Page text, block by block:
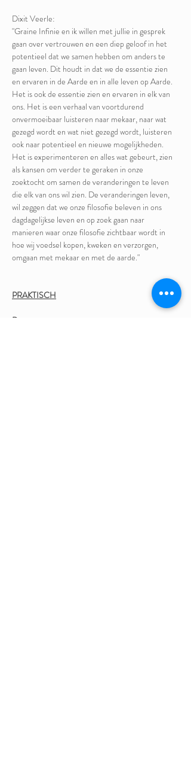
Dixit Veerle:
"Graine Infinie en ik willen met jullie in gesprek
gaan over vertrouwen en een diep geloof in het
potentieel dat we samen hebben om anders te
gaan leven. Dit houdt in dat we de essentie zien
en ervaren in de Aarde en in alle leven op Aarde.
Het is ook de essentie zien en ervaren in elk van
ons. Het is een verhaal van voortdurend
onvermoeibaar luisteren naar mekaar, naar wat
gezegd wordt en wat niet gezegd wordt, luisteren
ook naar potentieel en nieuwe mogelijkheden.
Het is experimenteren en alles wat gebeurt, zien
als kansen om verder te geraken in onze
zoektocht om samen de veranderingen te leven
die elk van ons wil zien. De veranderingen leven,
wil zeggen dat we onze filosofie beleven in ons
dagdagelijkse leven en op zoek gaan naar
manieren waar onze filosofie zichtbaar wordt in
hoe wij voedsel kopen, kweken en verzorgen,
omgaan met mekaar en met de aarde."
PRAKTISCH
Datum